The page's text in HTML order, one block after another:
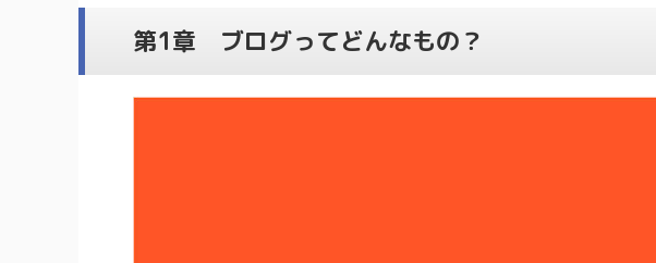
第1章 ブログってどんなもの？